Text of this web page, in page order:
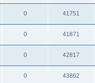
0 41751
0 41871
0 42817
0 43862